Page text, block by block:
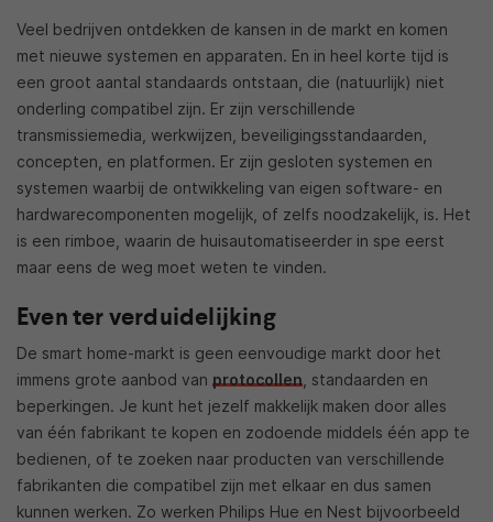
Veel bedrijven ontdekken de kansen in de markt en komen
met nieuwe systemen en apparaten. En in heel korte tijd is
een groot aantal standaards ontstaan, die (natuurlijk) niet
onderling compatibel zijn. Er zijn verschillende
transmissiemedia, werkwijzen, beveiligingsstandaarden,
concepten, en platformen. Er zijn gesloten systemen en
systemen waarbij de ontwikkeling van eigen software- en
hardwarecomponenten mogelijk, of zelfs noodzakelijk, is. Het
is een rimboe, waarin de huisautomatiseerder in spe eerst
maar eens de weg moet weten te vinden.
Even ter verduidelijking
De smart home-markt is geen eenvoudige markt door het
immens grote aanbod van protocollen , standaarden en
beperkingen. Je kunt het jezelf makkelijk maken door alles
van één fabrikant te kopen en zodoende middels één app te
bedienen, of te zoeken naar producten van verschillende
fabrikanten die compatibel zijn met elkaar en dus samen
kunnen werken. Zo werken Philips Hue en Nest bijvoorbeeld